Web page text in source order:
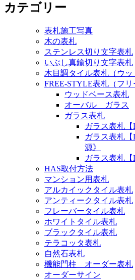
カテゴリー
表札施工写真
木の表札
ステンレス切り文字表札
いぶし真鍮切り文字表札
木目調タイル表札（ウッ
FREE-STYLE表札（フリ
ウッドベース表札
オーバル ガラス
ガラス表札
ガラス表札【
ガラス表札
源》
ガラス表札
HAS取付方法
マンション用表札
アルカイックタイル表札
アンティークタイル表札
フレーバータイル表札
ホワイトタイル表札
ブラックタイル表札
テラコッタ表札
自然石表札
機能門柱 オーダー表札
オーダーサイン